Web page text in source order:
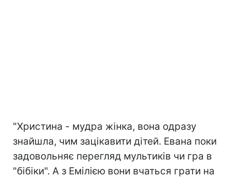
"Христина - мудра жінка, вона одразу
знайшла, чим зацікавити дітей. Евана поки
задовольняє перегляд мультиків чи гра в
"бібіки". А з Емілією вони вчаться грати на